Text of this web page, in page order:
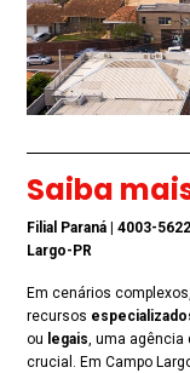
Saiba
Filial Paraná | 4003-
Largo-PR
Em cenários
recursos
ou legais, uma agência
crucial. Em Campo